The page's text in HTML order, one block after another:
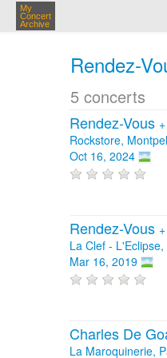
My
Concert
Archive
Rendez-
5 concerts
Rendez-Vous +
Rockstore,
Oct 16, 2024
Rendez-Vous +
La Clef -
Mar 16, 2019
Charles De
La Maroquinerie,